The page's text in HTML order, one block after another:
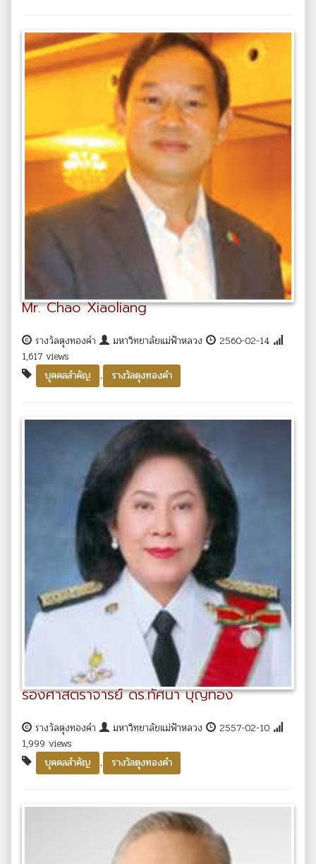
Mr. Chao Xiaoliang
รางวัลตุงทองคำ มหาวิทยาลัยแม่ฟ้าหลวง
2560-02-14
1,617 views
บุคคลสำคัญ
, รางวัลตุงทองคำ
รองศาสตราจารย์ ดร.ทัศนา บุญทอง
รางวัลตุงทองคำ มหาวิทยาลัยแม่ฟ้าหลวง
2557-02-10
1,999 views
บุคคลสำคัญ
, รางวัลตุงทองคำ